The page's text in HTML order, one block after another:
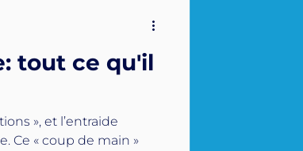
tout ce qu'il
», et l’entraide
»